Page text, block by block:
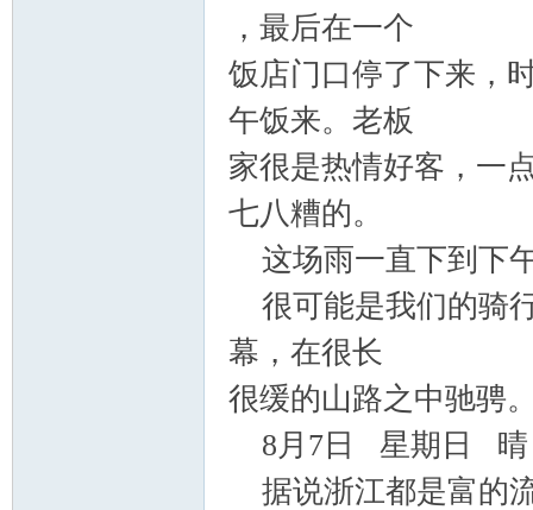
，最后在一个
饭店门口停了下来，
午饭来。老板
家很是热情好客，一
七八糟的。
这场雨一直下到下
很可能是我们的骑
幕，在很长
很缓的山路之中驰骋
8月 7日 星期日 晴
据说浙江都是富的